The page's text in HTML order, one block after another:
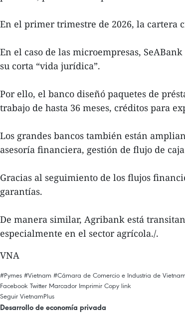
En el primer trimestre de 2026, la cartera
En el caso de las microempresas,
su corta “vida jurídica”.
Por ello, el banco diseñó paquetes de
trabajo de hasta 36 meses, créditos para
Los grandes bancos también están
asesoría financiera, gestión de flujo de
Gracias al seguimiento de los flujos
garantías.
De manera similar, Agribank está
especialmente en el sector agrícola./.
VNA
#Pymes #Vietnam #Cámara de Comercio e Industria de
Facebook Twitter Marcador Imprimir Copy link
Seguir VietnamPlus
Desarrollo de economía privada